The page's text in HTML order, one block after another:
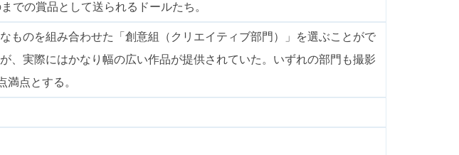
での賞品として送られるドールたち。
ものを組み合わせた「創意組（クリエイティブ部門）」を選ぶことがで
、実際にはかなり幅の広い作品が提供されていた。いずれの部門も撮影
点とする。